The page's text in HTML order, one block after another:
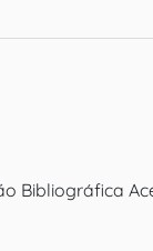
Bibliográfica